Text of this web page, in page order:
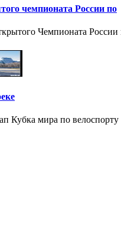
чемпионата России по
Чемпионата
Кубка мира по